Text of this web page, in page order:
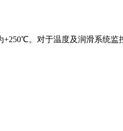
。对于温度及润滑系统